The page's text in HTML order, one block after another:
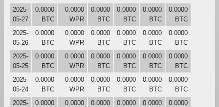
2025-
05-27
0.0000
BTC
0.0000
WPR
0.0000
BTC
0.0000
BTC
0.0000
BTC
0.0000
BTC
2025-
05-26
0.0000
BTC
0.0000
WPR
0.0000
BTC
0.0000
BTC
0.0000
BTC
0.0000
BTC
2025-
05-25
0.0000
BTC
0.0000
WPR
0.0000
BTC
0.0000
BTC
0.0000
BTC
0.0000
BTC
2025-
05-24
0.0000
BTC
0.0000
WPR
0.0000
BTC
0.0000
BTC
0.0000
BTC
0.0000
BTC
2025-
0.0000
0.0000
0.0000
0.0000
0.0000
0.0000